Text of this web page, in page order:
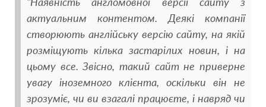
актуальним контентом. Деякі компанії
створюють англійську версію сайту, на якій
розміщують кілька застарілих новин, і на
цьому все. Звісно, такий сайт не приверне
увагу іноземного клієнта, оскільки він не
зрозуміє, чи ви взагалі працюєте, і навряд чи